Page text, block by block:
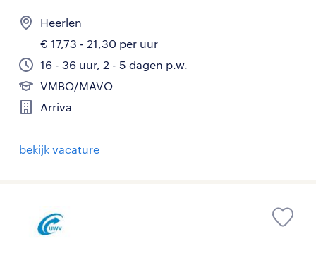
Heerlen
€ 17,73 - 21,30 per uur
16 - 36 uur, 2 - 5 dagen p.w.
VMBO/MAVO
Arriva
bekijk vacature